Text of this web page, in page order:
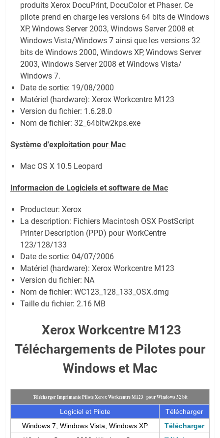
produits Xerox DocuPrint, DocuColor et Phaser. Ce
pilote prend en charge les versions 64 bits de Windows
XP, Windows Server 2003, Windows Server 2008 et
Windows Vista/Windows 7 ainsi que les versions 32
bits de Windows 2000, Windows XP, Windows Server
2003, Windows Server 2008 et Windows Vista/
Windows 7.
Date de sortie: 19/08/2000
Matériel (hardware): Xerox Workcentre M123
Version du fichier: 1.6.28.0
Nom de fichier: 32_64bitw2kps.exe
Système d'exploitation pour Mac
Mac OS X 10.5 Leopard
Informacion de Logiciels et software de Mac
Producteur: Xerox
La description: Fichiers Macintosh OSX PostScript
Printer Description (PPD) pour WorkCentre
123/128/133
Date de sortie: 04/07/2006
Matériel (hardware): Xerox Workcentre M123
Version du fichier: NA
Nom de fichier: WC123_128_133_OSX.dmg
Taille du fichier: 2.16 MB
Xerox Workcentre M123
Téléchargements de Pilotes pour
Windows et Mac
Télécharger Imprimante Pilote Xerox Workcentre M123 pour Windows 32 bit
Logiciel et Pilote
Télécharger
Windows 7, Windows Vista, Windows XP
Télécharger